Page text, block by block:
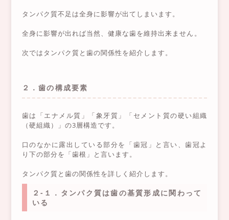
タンパク質不足は全身に影響が出てしまいます。
全身に影響が出れば当然、健康な歯を維持出来ません。
次ではタンパク質と歯の関係性を紹介します。
２．歯の構成要素
歯は「エナメル質」「象牙質」「セメント質の硬い組織
（硬組織）」の3層構造です。
口のなかに露出している部分を「歯冠」と言い、歯冠よ
り下の部分を「歯根」と言います。
タンパク質と歯の関係性を詳しく紹介します。
２-１．タンパク質は歯の基質形成に関わって
いる